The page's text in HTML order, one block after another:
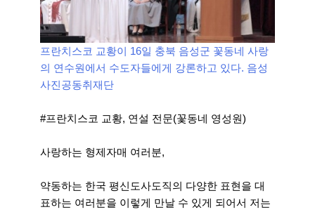
프란치스코 교황이 16일 충북 음성군 꽃동네 사랑
의 연수원에서 수도자들에게 강론하고 있다. 음성
사진공동취재단
#프란치스코 교황, 연설 전문(꽃동네 영성원)
사랑하는 형제자매 여러분,
약동하는 한국 평신도사도직의 다양한 표현을 대
표하는 여러분을 이렇게 만날 수 있게 되어서 저는